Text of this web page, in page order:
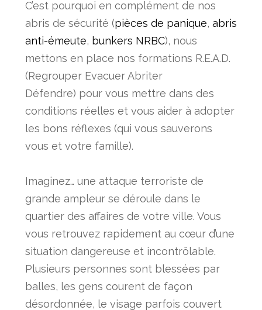
C’est pourquoi en complément de nos
abris de sécurité (pièces de panique, abris
anti-émeute, bunkers NRBC), nous
mettons en place nos formations R.E.A.D.
(Regrouper Evacuer Abriter
Défendre) pour vous mettre dans des
conditions réelles et vous aider à adopter
les bons réflexes (qui vous sauverons
vous et votre famille).
Imaginez… une attaque terroriste de
grande ampleur se déroule dans le
quartier des affaires de votre ville. Vous
vous retrouvez rapidement au cœur d’une
situation dangereuse et incontrôlable.
Plusieurs personnes sont blessées par
balles, les gens courent de façon
désordonnée, le visage parfois couvert